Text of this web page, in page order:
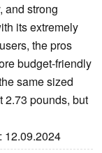
and strong
its extremely
the pros
budget-friendly
same sized
2.73 pounds, but
12.09.2024